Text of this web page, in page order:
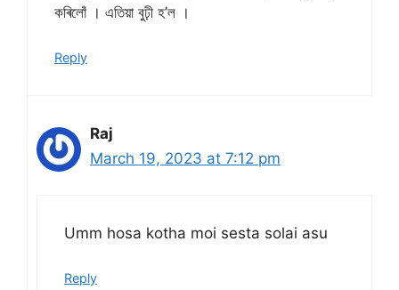
কৰিলোঁ । এতিয়া বুঢ়ী হ’ল ।
Reply
Raj
March 19, 2023 at 7:12 pm
Umm hosa kotha moi sesta solai asu
Reply